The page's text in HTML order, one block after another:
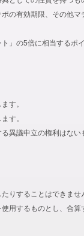
の有効期限、その他
」の5倍に相当するポ
す。
す。
異議申立の権利はな
りすることはできませ
用するものとし、合算